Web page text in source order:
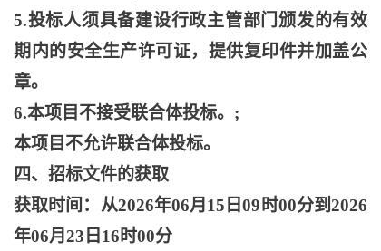
5.投标人须具备建设行政主管部门颁发的有效
期内的安全生产许可证，提供复印件并加盖公
章。
6.本项目不接受联合体投标。;
本项目不允许联合体投标。
四、招标文件的获取
获取时间：从2026年06月15日09时00分到2026
年06月23日16时00分